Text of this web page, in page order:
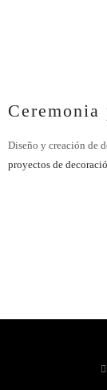
Diseño y creación de
proyectos de